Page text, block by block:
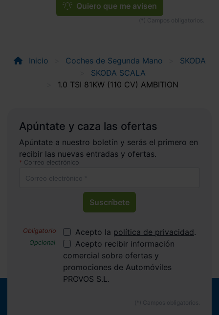
Quiero que me avisen
Inicio Coches de Segunda Mano
SKODA
SKODA SCALA
1.0 TSI 81KW (110 CV) AMBITION
Apúntate y caza las ofertas
Apúntate a nuestro boletín y serás el primero en
recibir las nuevas entradas y ofertas.
Correo electrónico
Suscríbete
Acepto la política de privacidad.
Acepto recibir información
comercial sobre ofertas y
promociones de Automóviles
PROVOS S.L.